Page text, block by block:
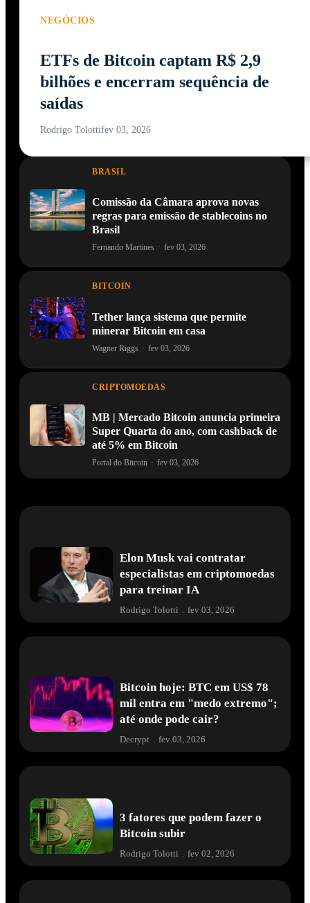
NEGÓCIOS
ETFs de Bitcoin captam R$ 2,9
bilhões e encerram sequência de
saídas
Rodrigo Tolottifev 03, 2026
BRASIL
Comissão da Câmara aprova novas
regras para emissão de stablecoins no
Brasil
Fernando Martines · fev 03, 2026
BITCOIN
Tether lança sistema que permite
minerar Bitcoin em casa
Wagner Riggs · fev 03, 2026
CRIPTOMOEDAS
MB | Mercado Bitcoin anuncia primeira
Super Quarta do ano, com cashback de
até 5% em Bitcoin
Portal do Bitcoin · fev 03, 2026
Elon Musk vai contratar
especialistas em criptomoedas
para treinar IA
Rodrigo Tolotti fev 03, 2026
Bitcoin hoje: BTC em US$ 78
mil entra em "medo extremo";
até onde pode cair?
Decrypt . fev 03, 2026
3 fatores que podem fazer o
Bitcoin subir
Rodrigo Tolotti fev 02, 2026